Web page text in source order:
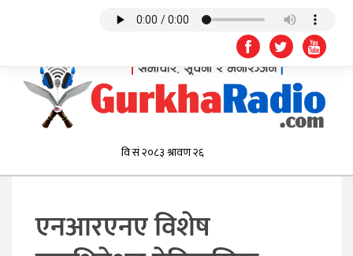
एनआरएनए विशेष